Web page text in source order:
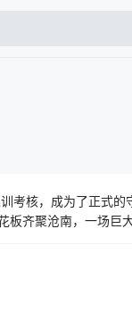
考核，成为了正式
齐聚沧南，一场巨